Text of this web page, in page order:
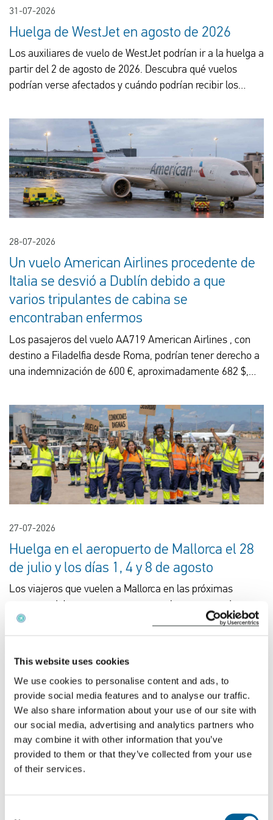
This website uses cookies
We use cookies to personalise content and ads, to
provide social media features and to analyse our traffic.
We also share information about your use of our site with
our social media, advertising and analytics partners who
may combine it with other information that you’ve
provided to them or that they’ve collected from your use
of their services.
31-07-2026
Huelga de WestJet en agosto de 2026
Los auxiliares de vuelo de WestJet podrían ir a la huelga a
partir del 2 de agosto de 2026. Descubra qué vuelos
podrían verse afectados y cuándo podrían recibir los
28-07-2026
Un vuelo American Airlines procedente de
Italia se desvió a Dublín debido a que
varios tripulantes de cabina se
encontraban enfermos
Los pasajeros del vuelo AA719 American Airlines , con
destino a Filadelfia desde Roma, podrían tener derecho a
una indemnización de 600 €, aproximadamente 682 $,
27-07-2026
Huelga en el aeropuerto de Mallorca el 28
de julio y los días 1, 4 y 8 de agosto
Los viajeros que vuelen a Mallorca en las próximas
semanas deben prever retrasos en el aeropuerto de
Palma de Mallorca. Los días 28 de julio y 1, 4 y 8 de